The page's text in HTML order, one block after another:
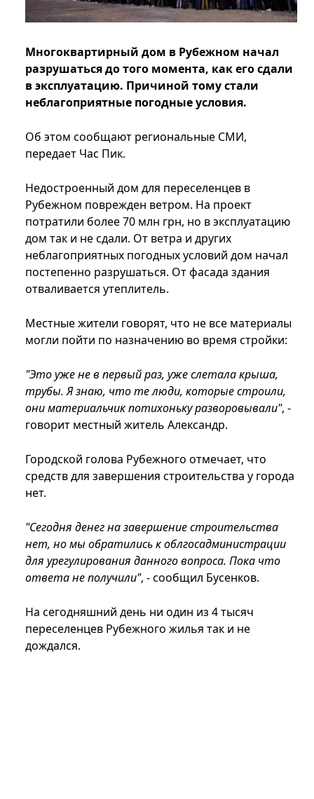
Многоквартирный дом в Рубежном начал
разрушаться до того момента, как его сдали
в эксплуатацию. Причиной тому стали
неблагоприятные погодные условия.
Об этом сообщают региональные СМИ,
передает Час Пик.
Недостроенный дом для переселенцев в
Рубежном поврежден ветром. На проект
потратили более 70 млн грн, но в эксплуатацию
дом так и не сдали. От ветра и других
неблагоприятных погодных условий дом начал
постепенно разрушаться. От фасада здания
отваливается утеплитель.
Местные жители говорят, что не все материалы
могли пойти по назначению во время стройки:
"Это уже не в первый раз, уже слетала крыша,
трубы. Я знаю, что те люди, которые строили,
они материальчик потихоньку разворовывали", -
говорит местный житель Александр.
Городской голова Рубежного отмечает, что
средств для завершения строительства у города
нет.
"Сегодня денег на завершение строительства
нет, но мы обратились к облгосадминистрации
для урегулирования данного вопроса. Пока что
ответа не получили", - сообщил Бусенков.
На сегодняшний день ни один из 4 тысяч
переселенцев Рубежного жилья так и не
дождался.